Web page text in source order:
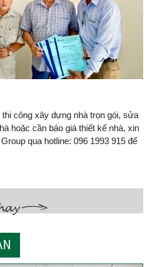
công xây dựng nhà trọn gói, sửa
hoặc cần báo giá thiết kế nhà, xin
qua hotline: 096 1993 915 để